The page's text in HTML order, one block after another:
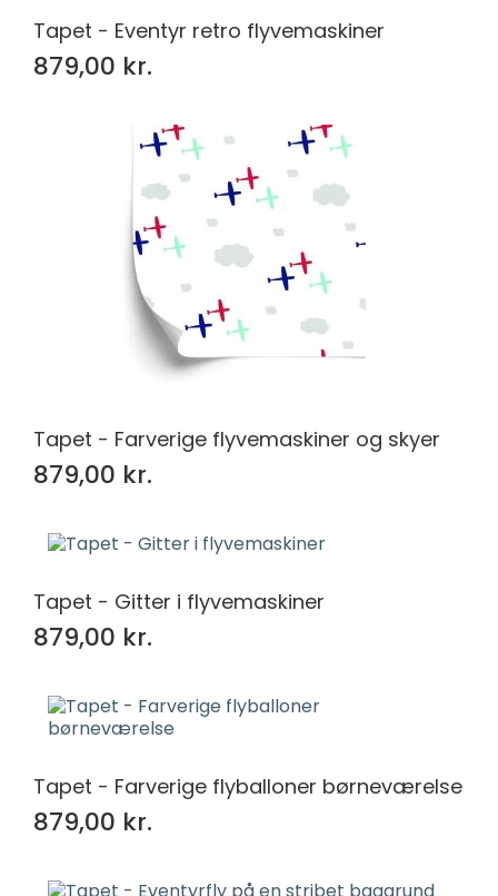
Tapet - Eventyr retro flyvemaskiner
879,00 kr.
Tapet - Farverige flyvemaskiner og skyer
879,00 kr.
Tapet - Gitter i flyvemaskiner
879,00 kr.
Tapet - Farverige flyballoner børneværelse
879,00 kr.